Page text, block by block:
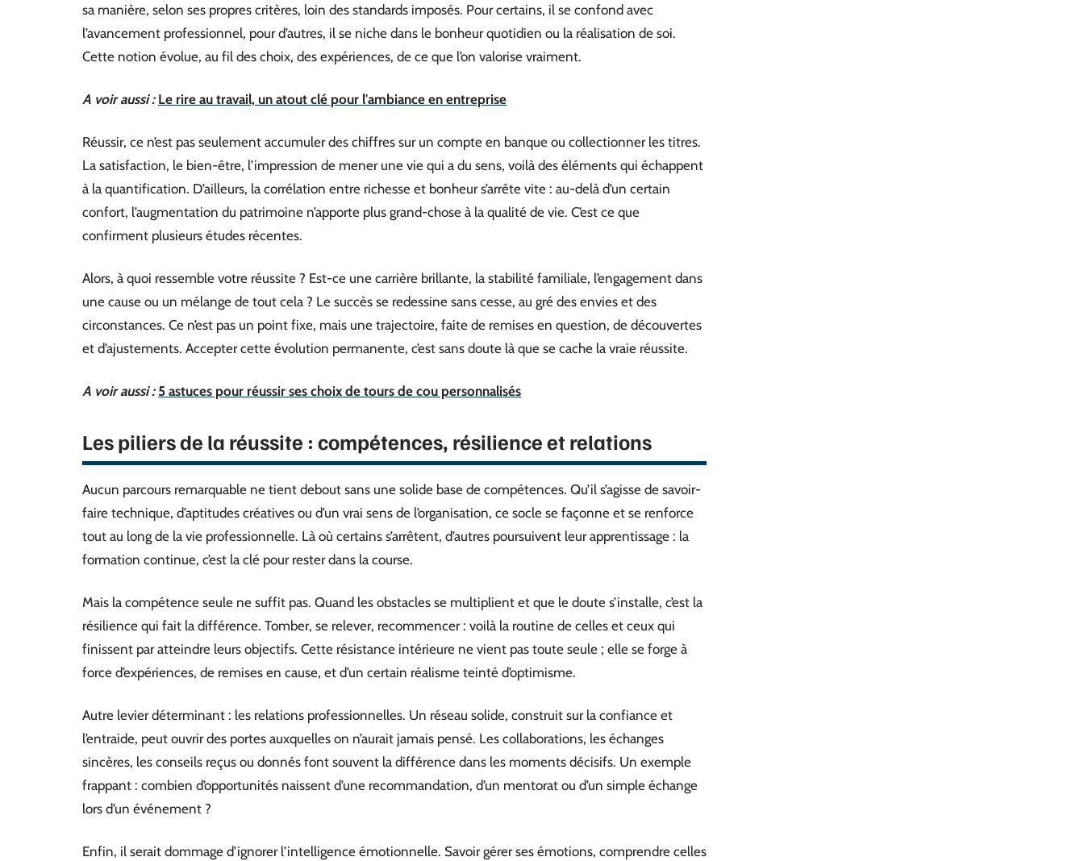
sa manière, selon ses propres critères, loin des standards imposés. Pour certains, il se confond avec
l’avancement professionnel, pour d’autres, il se niche dans le bonheur quotidien ou la réalisation de soi.
Cette notion évolue, au fil des choix, des expériences, de ce que l’on valorise vraiment.
A voir aussi : Le rire au travail, un atout clé pour l'ambiance en entreprise
Réussir, ce n’est pas seulement accumuler des chiffres sur un compte en banque ou collectionner les titres.
La satisfaction, le bien-être, l’impression de mener une vie qui a du sens, voilà des éléments qui échappent
à la quantification. D’ailleurs, la corrélation entre richesse et bonheur s’arrête vite : au-delà d’un certain
confort, l’augmentation du patrimoine n’apporte plus grand-chose à la qualité de vie. C’est ce que
confirment plusieurs études récentes.
Alors, à quoi ressemble votre réussite ? Est-ce une carrière brillante, la stabilité familiale, l’engagement dans
une cause ou un mélange de tout cela ? Le succès se redessine sans cesse, au gré des envies et des
circonstances. Ce n’est pas un point fixe, mais une trajectoire, faite de remises en question, de découvertes
et d’ajustements. Accepter cette évolution permanente, c’est sans doute là que se cache la vraie réussite.
A voir aussi : 5 astuces pour réussir ses choix de tours de cou personnalisés
Les piliers de la réussite : compétences, résilience et relations
Aucun parcours remarquable ne tient debout sans une solide base de compétences. Qu’il s’agisse de savoir-
faire technique, d’aptitudes créatives ou d’un vrai sens de l’organisation, ce socle se façonne et se renforce
tout au long de la vie professionnelle. Là où certains s’arrêtent, d’autres poursuivent leur apprentissage : la
formation continue, c’est la clé pour rester dans la course.
Mais la compétence seule ne suffit pas. Quand les obstacles se multiplient et que le doute s’installe, c’est la
résilience qui fait la différence. Tomber, se relever, recommencer : voilà la routine de celles et ceux qui
finissent par atteindre leurs objectifs. Cette résistance intérieure ne vient pas toute seule ; elle se forge à
force d’expériences, de remises en cause, et d’un certain réalisme teinté d’optimisme.
Autre levier déterminant : les relations professionnelles. Un réseau solide, construit sur la confiance et
l’entraide, peut ouvrir des portes auxquelles on n’aurait jamais pensé. Les collaborations, les échanges
sincères, les conseils reçus ou donnés font souvent la différence dans les moments décisifs. Un exemple
frappant : combien d’opportunités naissent d’une recommandation, d’un mentorat ou d’un simple échange
lors d’un événement ?
Enfin, il serait dommage d’ignorer l’intelligence émotionnelle. Savoir gérer ses émotions, comprendre celles